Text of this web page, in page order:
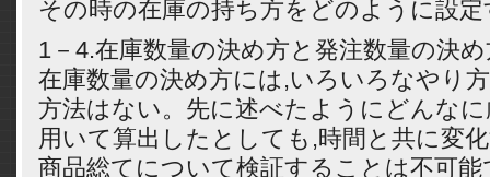
その時の在庫の持ち方をどのように設
1－4.在庫数量の決め方と発注数量の決
在庫数量の決め方には,いろいろなやり
方法はない。先に述べたようにどんな
用いて算出したとしても,時間と共に変
商品総てについて検証することは不可